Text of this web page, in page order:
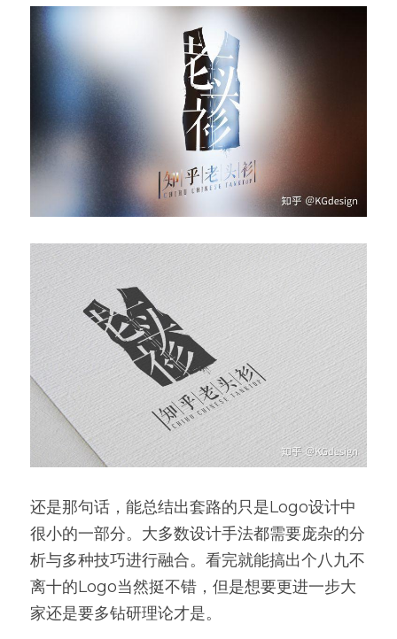
还是那句话，能总结出套路的只是Logo设计中
很小的一部分。大多数设计手法都需要庞杂的分
析与多种技巧进行融合。看完就能搞出个八九不
离十的Logo当然挺不错，但是想要更进一步大
家还是要多钻研理论才是。